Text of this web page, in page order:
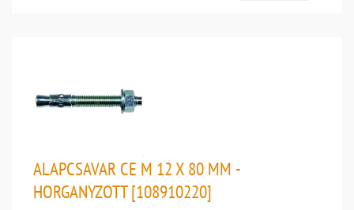
ALAPCSAVAR CE M 12 X 80 MM -
HORGANYZOTT [108910220]